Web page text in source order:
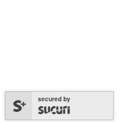
secured by